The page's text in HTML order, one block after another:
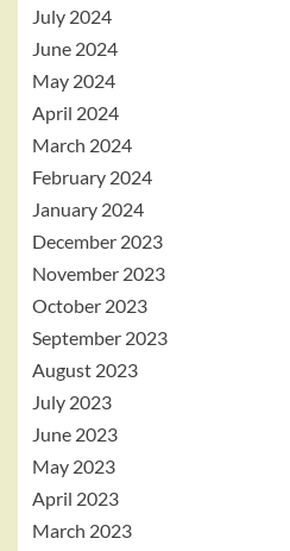
July 2024
June 2024
May 2024
April 2024
March 2024
February 2024
January 2024
December 2023
November 2023
October 2023
September 2023
August 2023
July 2023
June 2023
May 2023
April 2023
March 2023